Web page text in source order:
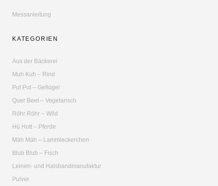
Messanleitung
KATEGORIEN
Aus der Bäckerei
Muh Kuh – Rind
Put Put – Geflügel
Quer Beet – Vegetarisch
Röhr Röhr – Wild
Hü Hott – Pferde
Mäh Mäh – Lammleckerchen
Blub Blub – Fisch
Leinen- und Halsbandmanufaktur
Pulver